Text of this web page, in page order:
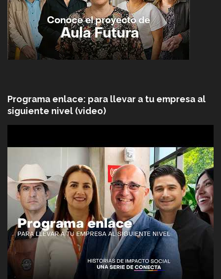
Programa enlace: para llevar a tu empresa al
siguiente nivel (video)